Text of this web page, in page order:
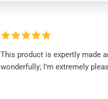
This product is expertly made
wonderfully; I’m extremely